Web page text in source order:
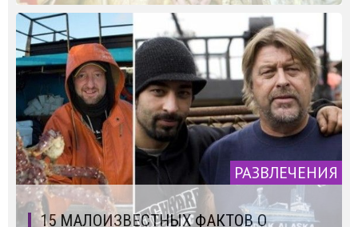
РАЗВЛЕЧЕНИЯ
15 МАЛОИЗВЕСТНЫХ ФАКТОВ О